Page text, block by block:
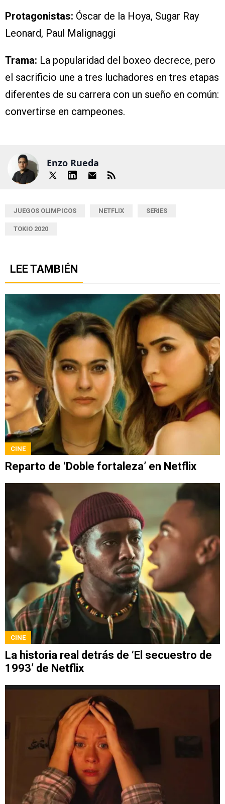
Protagonistas: Óscar de la Hoya, Sugar Ray
Leonard, Paul Malignaggi
Trama: La popularidad del boxeo decrece, pero
el sacrificio une a tres luchadores en tres etapas
diferentes de su carrera con un sueño en común:
convertirse en campeones.
Enzo Rueda
JUEGOS OLIMPICOS NETFLIX SERIES
TOKIO 2020
LEE TAMBIÉN
CINE
Reparto de ‘Doble fortaleza’ en Netflix
CINE
La historia real detrás de ‘El secuestro de
1993’ de Netflix